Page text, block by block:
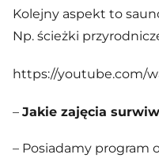
Kolejny aspekt to
Np. ścieżki
https://youtube.com/
– Jakie zajęcia
– Posiadamy program